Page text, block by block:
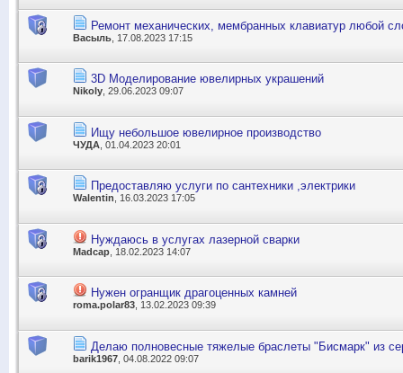
Ремонт механических, мембранных клавиатур любой
Васыль , 17.08.2023 17:15
3D Моделирование ювелирных украшений
Nikoly , 29.06.2023 09:07
Ищу небольшое ювелирное производство
ЧУДА , 01.04.2023 20:01
Предоставляю услуги по сантехники ,электрики
Walentin , 16.03.2023 17:05
Нуждаюсь в услугах лазерной сварки
Madcap , 18.02.2023 14:07
Нужен огранщик драгоценных камней
roma.polar83 , 13.02.2023 09:39
Делаю полновесные тяжелые браслеты "Бисмарк" из
barik1967 , 04.08.2022 09:07